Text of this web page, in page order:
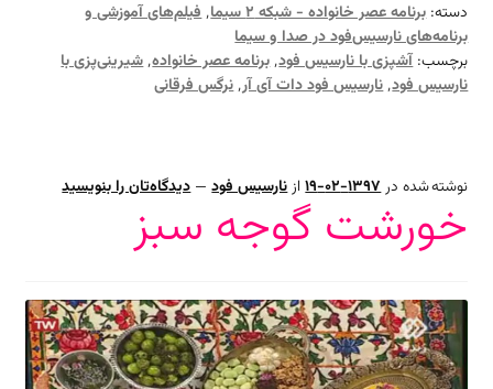
دسته:برنامه عصر خانواده - شبکه ۲ سیما ٬فیلم‌های آموزشی و
برنامه‌های نارسیس‌فود در صدا و سیما
برچسب:آشپزی با نارسیس فود٬برنامه عصر خانواده٬شیرینی‌پزی با
نارسیس فود٬نارسیس فود دات آی آر٬نرگس فرقانی
نوشته شده در1397-02-19 ازنارسیس فود —دیدگاه‌تان را بنویسید
خورشت گوجه سبز